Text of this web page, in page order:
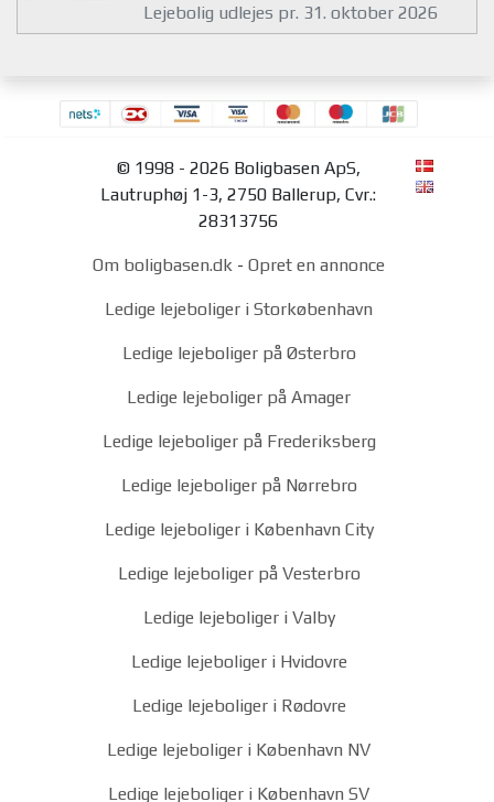
Lejebolig udlejes pr. 31. oktober 2026
© 1998 - 2026 Boligbasen ApS,
Lautruphøj 1-3, 2750 Ballerup, Cvr.:
28313756
Om boligbasen.dk - Opret en annonce
Ledige lejeboliger i Storkøbenhavn
Ledige lejeboliger på Østerbro
Ledige lejeboliger på Amager
Ledige lejeboliger på Frederiksberg
Ledige lejeboliger på Nørrebro
Ledige lejeboliger i København City
Ledige lejeboliger på Vesterbro
Ledige lejeboliger i Valby
Ledige lejeboliger i Hvidovre
Ledige lejeboliger i Rødovre
Ledige lejeboliger i København NV
Ledige lejeboliger i København SV